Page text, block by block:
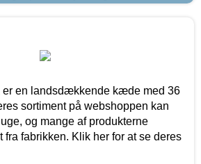
er en landsdækkende kæde med 36
sortiment på webshoppen kan
og mange af produkterne
fra fabrikken. Klik her for at se deres